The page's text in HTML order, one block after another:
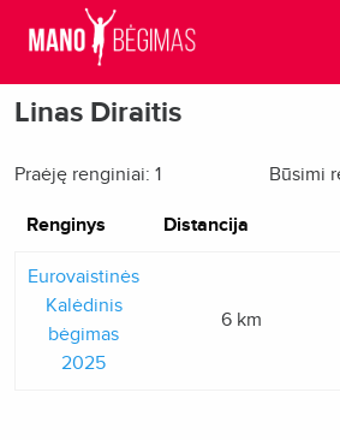
Linas Diraitis
Praėję renginiai: 1 Būsimi
Renginys Distancija
Eurovaistinės
Kalėdinis
bėgimas
2025
6 km